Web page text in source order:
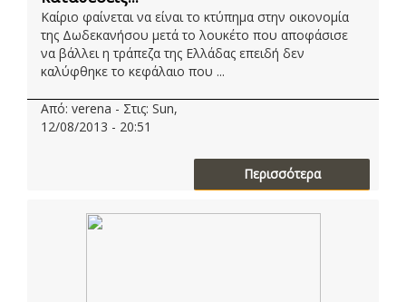
Καίριο φαίνεται να είναι το κτύπημα στην οικονομία
της Δωδεκανήσου μετά το λουκέτο που αποφάσισε
να βάλλει η τράπεζα της Ελλάδας επειδή δεν
καλύφθηκε το κεφάλαιο που ...
Από: verena - Στις: Sun,
12/08/2013 - 20:51
Περισσότερα